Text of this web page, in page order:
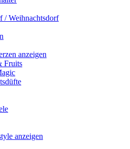
/ Weihnachtsdorf
anzeigen
Fruits
anzeigen